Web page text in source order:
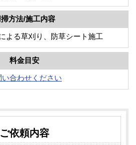
方法/施工内容
よる草刈り、防草シート施工
料金目安
い合わせください
ご依頼内容